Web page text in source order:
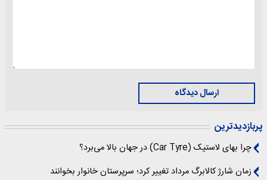
ارسال دیدگاه
پربازدیدترین
چرا بهای لاستیک (Car Tyre) در جهان بالا می‌برد؟
زمان شارژ کالابرگ مرداد تغییر کرد؛ سرپرستان خانوار بخوانند